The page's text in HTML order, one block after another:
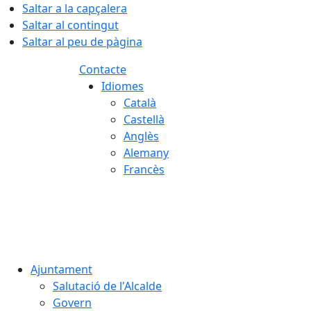
Saltar a la capçalera
Saltar al contingut
Saltar al peu de pàgina
Contacte
Idiomes
Català
Castellà
Anglès
Alemany
Francès
Ajuntament
Salutació de l'Alcalde
Govern